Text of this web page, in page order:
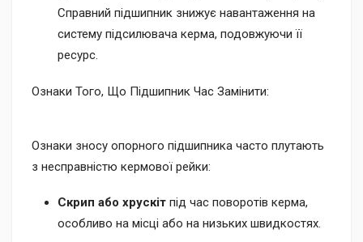
Справний підшипник знижує навантаження на
систему підсилювача керма, подовжуючи її
ресурс.
Ознаки Того, Що Підшипник Час Замінити:
Ознаки зносу опорного підшипника часто плутають
з несправністю кермової рейки:
Скрип або хрускіт під час поворотів керма,
особливо на місці або на низьких швидкостях.